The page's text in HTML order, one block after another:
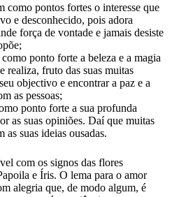
como pontos fortes o interesse que
e desconhecido, pois adora
força de vontade e jamais desiste
ponto forte a beleza e a magia
realiza, fruto das suas muitas
objectivo e encontrar a paz e a
as pessoas;
ponto forte a sua profunda
as suas opiniões. Daí que muitas
as suas ideias ousadas.
com os signos das flores
e Íris. O lema para o amor
alegria que, de modo algum, é